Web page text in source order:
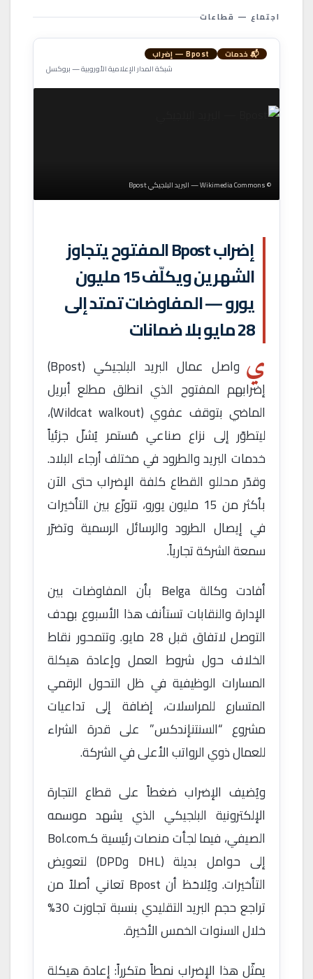
اجتماع — قطاعات
📬 خدمات Bpost — إضراب
شبكة المدار الإعلامية الأوروبية — بروكسل
© Wikimedia Commons — البريد البلجيكي Bpost
إضراب Bpost المفتوح يتجاوز
الشهرين ويكلّف 15 مليون
يورو — المفاوضات تمتد إلى
28 مايو بلا ضمانات
ي
واصل عمال البريد البلجيكي (Bpost)
إضرابهم المفتوح الذي انطلق مطلع أبريل
الماضي بتوقف عفوي (Wildcat walkout)،
ليتطوّر إلى نزاع صناعي مُستمر يُشلّ جزئياً
خدمات البريد والطرود في مختلف أرجاء البلاد.
وقدّر محللو القطاع كلفة الإضراب حتى الآن
بأكثر من 15 مليون يورو، تتوزّع بين التأخيرات
في إيصال الطرود والرسائل الرسمية وتضرّر
سمعة الشركة تجارياً.
أفادت وكالة Belga بأن المفاوضات بين
الإدارة والنقابات تستأنف هذا الأسبوع بهدف
التوصل لاتفاق قبل 28 مايو. وتتمحور نقاط
الخلاف حول شروط العمل وإعادة هيكلة
المسارات الوظيفية في ظل التحول الرقمي
المتسارع للمراسلات، إضافة إلى تداعيات
مشروع “السنتنإندكس” على قدرة الشراء
للعمال ذوي الرواتب الأعلى في الشركة.
ويُضيف الإضراب ضغطاً على قطاع التجارة
الإلكترونية البلجيكي الذي يشهد موسمه
الصيفي، فيما لجأت منصات رئيسية كـBol.com
إلى حوامل بديلة (DHL وDPD) لتعويض
التأخيرات. ويُلاحَظ أن Bpost تعاني أصلاً من
تراجع حجم البريد التقليدي بنسبة تجاوزت 30%
خلال السنوات الخمس الأخيرة.
يمثّل هذا الإضراب نمطاً متكرراً: إعادة هيكلة